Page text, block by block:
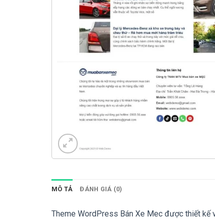
MÔ TẢ ĐÁNH GIÁ (0)
Theme WordPress Bán Xe Mec được thiết kế